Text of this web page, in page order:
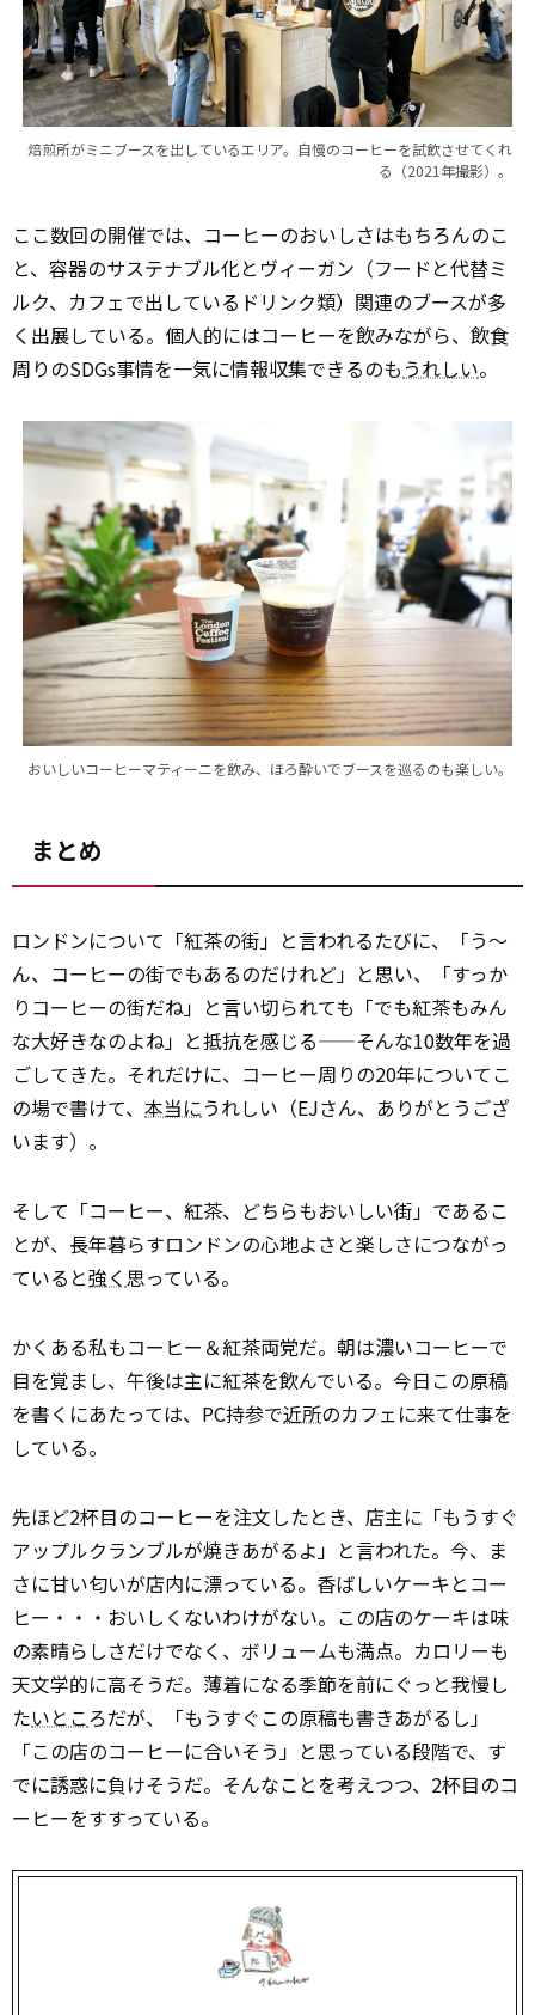
焙煎所がミニブースを出しているエリア。自慢のコーヒーを試飲させてくれ
る（2021年撮影）。
ここ数回の開催では、コーヒーのおいしさはもちろんのこ
と、容器のサステナブル化とヴィーガン（フードと代替ミ
ルク、カフェで出しているドリンク類）関連のブースが多
く出展している。個人的にはコーヒーを飲みながら、飲食
周りのSDGs事情を一気に情報収集できるのも うれしい。
おいしいコーヒーマティーニを飲み、ほろ酔いでブースを巡るのも楽しい。
まとめ
ロンドンについて「紅茶の街」と言われるたびに、「う～
ん、コーヒーの街でもあるのだけれど」と思い、「すっか
りコーヒーの街だね」と言い切られても「でも紅茶もみん
な大好きなのよね」と抵抗を感じる——そんな10数年を過
ごしてきた。それだけに、コーヒー周りの20年についてこ
の場で書けて、 本当にうれしい（EJさん、ありがとうござ
います）。
そして「コーヒー、紅茶、どちらもおいしい街」であるこ
とが、長年暮らすロンドンの心地よさと楽しさにつながっ
ていると強く思っている。
かくある私もコーヒー＆紅茶両党だ。朝は濃いコーヒーで
目を覚まし、午後は主に紅茶を飲んでいる。今日この原稿
を書くにあたっては、PC持参で近所のカフェに来て仕事を
している。
先ほど2杯目のコーヒーを注文したとき、店主に「もうすぐ
アップルクランブルが焼きあがるよ」と言われた。今、ま
さに甘い匂いが店内に漂っている。香ばしいケーキとコー
ヒー・・・おいしくないわけがない。この店のケーキは味
の素晴らしさだけでなく、ボリュームも満点。カロリーも
天文学的に高そうだ。薄着になる季節を前にぐっと我慢し
たいところだが、「もうすぐこの原稿も書きあがるし」
「この店のコーヒーに合いそう」と思っている段階で、す
でに誘惑に負けそうだ。そんなことを考えつつ、2杯目のコ
ーヒーをすすっている。